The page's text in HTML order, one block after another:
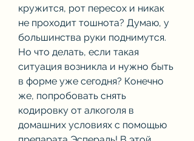
кружится, рот пересох и никак
не проходит тошнота? Думаю, у
большинства руки поднимутся.
Но что делать, если такая
ситуация возникла и нужно быть
в форме уже сегодня? Конечно
же, попробовать снять
кодировку от алкоголя в
домашних условиях с помощью